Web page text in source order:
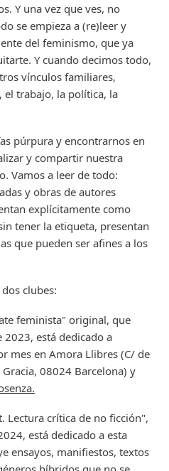
Y una vez que ves, no
se empieza a (re)leer y
del feminismo, que ya
Y cuando decimos todo,
vínculos familiares,
el trabajo, la política, la
púrpura y encontrarnos en
y compartir nuestra
Vamos a leer de todo:
y obras de autores
explícitamente como
tener la etiqueta, presentan
que pueden ser afines a los
clubes:
feminista" original, que
está dedicado a
mes en Amora Llibres (C/ de
Gracia, 08024 Barcelona) y
Lectura crítica de no ficción",
está dedicado a esta
ensayos, manifiestos, textos